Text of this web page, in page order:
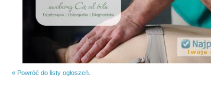
« Powróć do listy ogłoszeń.